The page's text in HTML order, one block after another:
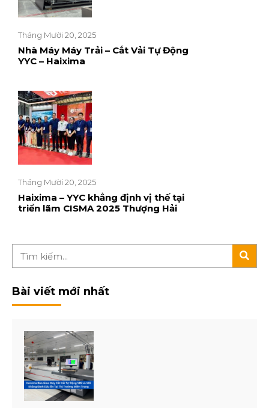
Tháng Mười 20, 2025
Nhà Máy Máy Trải – Cắt Vải Tự Động
YYC – Haixima
Tháng Mười 20, 2025
Haixima – YYC khẳng định vị thế tại
triển lãm CISMA 2025 Thượng Hải
Bài viết mới nhất